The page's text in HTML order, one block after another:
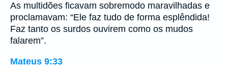
As multidões ficavam sobremodo maravilhadas e
proclamavam: “Ele faz tudo de forma esplêndida!
Faz tanto os surdos ouvirem como os mudos
falarem”.
Mateus 9:33